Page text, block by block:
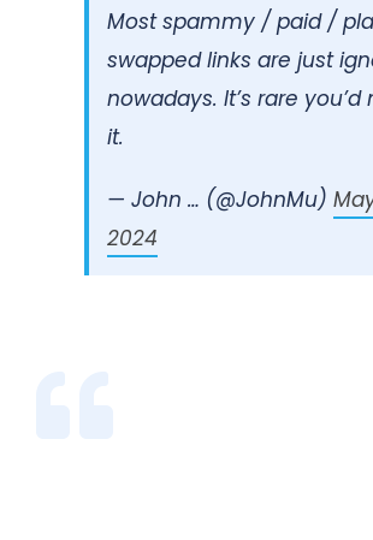
Most spammy / paid /
swapped links are just
nowadays. It’s rare you’d
it.
— John … (@JohnMu)
2024